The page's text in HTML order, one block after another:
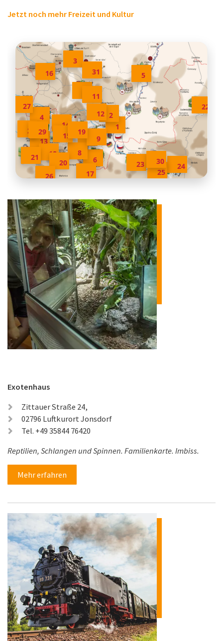
Jetzt noch mehr Freizeit und Kultur
1
2
3
4
5
6
8
9
11
12
13
14
15
16
17
18
19
20
21
22
23 24
25
26
27
28 29
30
31
Exotenhaus
Zittauer Straße 24,
02796 Luftkurort Jonsdorf
Tel. +49 35844 76420
Reptilien, Schlangen und Spinnen. Familienkarte. Imbiss.
Mehr erfahren